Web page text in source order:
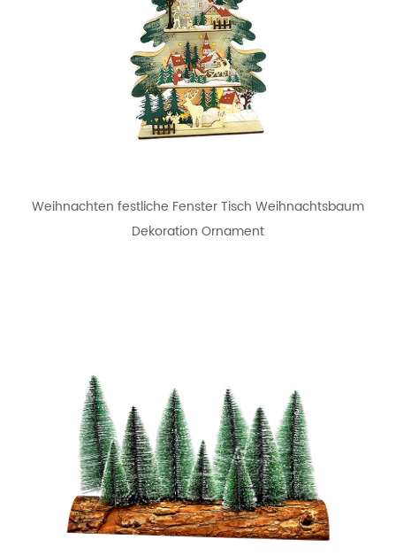
Weihnachten festliche Fenster Tisch Weihnachtsbaum
Dekoration Ornament